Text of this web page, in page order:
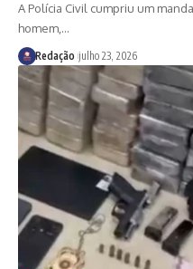
A Polícia Civil cumpriu um
homem, …
Redação julho 23, 2026